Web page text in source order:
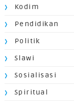
Kodim
Pendidikan
Politik
Slawi
Sosialisasi
Spiritual